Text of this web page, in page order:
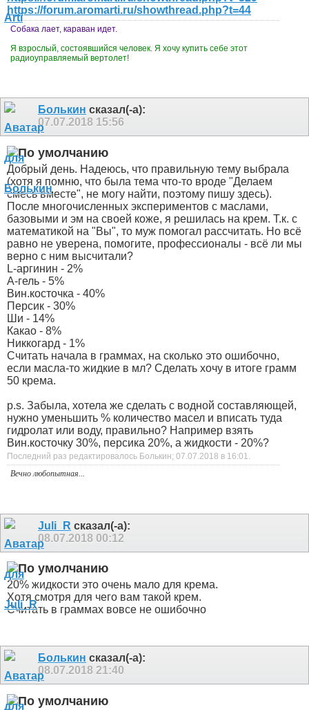
https://forum.aromarti.ru/showthread.php?t=44
Собака лает, караван идет.
Я взрослый, состоявшийся человек. Я хочу купить себе этот
радиоуправляемый вертолет!
Болькин сказал(-а):
07.07.2018 15:56
Добрый день. Надеюсь, что правильную тему выбрала
(хотя я помню, что была тема что-то вроде "Делаем
смесь вместе", не могу найти, поэтому пишу здесь).
После многочисленных экспериментов с маслами,
базовыми и эм на своей коже, я решилась на крем. Т.к. с
математикой на "Вы", то муж помогал рассчитать. Но всё
равно не уверена, помогите, профессионалы - всё ли мы
верно с ним высчитали?
L-аргинин - 2%
А-гель - 5%
Вин.косточка - 40%
Персик - 30%
Ши - 14%
Какао - 8%
Никкогард - 1%
Считать начала в граммах, на сколько это ошибочно,
если масла-то жидкие в мл? Сделать хочу в итоге грамм
50 крема.
p.s. Забыла, хотела же сделать с водной составляющей,
нужно уменьшить % количество масел и вписать туда
гидролат или воду, правильно? Например взять
Вин.косточку 30%, персика 20%, а жидкости - 20%?
Последний раз редактировалось Болькин; 07.07.2018 в 16:01
Вечно любопытная...
Juli_R сказал(-а):
08.07.2018 00:12
20% жидкости это очень мало для крема.
Хотя смотря для чего вам такой крем.
Считать в граммах вовсе не ошибочно
Болькин сказал(-а):
08.07.2018 21:40